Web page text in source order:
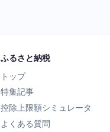
ふるさと納税
トップ
特集記事
控除上限額シミュレータ
よくある質問